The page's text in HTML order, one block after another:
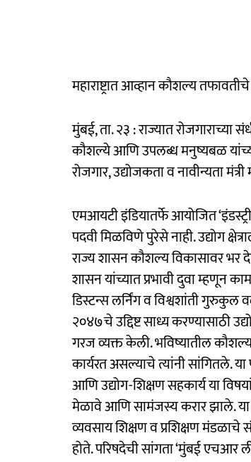
महाराष्ट्रात आव्हान कौशल्य
मुंबई, ता. २३ : राज्यात
कौशल्ये आणि उपलब्ध मनुष्यबळ
रोजगार, उद्योजकता व नावीन्यता
एमआयटी इंडियातर्फे आयोजित
पदवी मिळविणे पुरेसे नाही. उद्योग
राज्य शासन कौशल्य विकासावर भर
शासन यांच्यात प्रभावी दुवा
डिस्टन्स लर्निंग व विश्वशांती
२०४७चे उद्दिष्ट साध्य करण्यासाठी
गरज व्यक्त केली. भविष्यातील
कार्यरत असल्याचे त्यांनी सांगितले.
आणि उद्योग-शिक्षण सहकार्य या
मेळावे आणि सामंजस्य करार झाले. या
व्यवसाय शिक्षण व प्रशिक्षण मंडळाचे
होते. परिषदेची सांगता ‘मुंबई एचआर